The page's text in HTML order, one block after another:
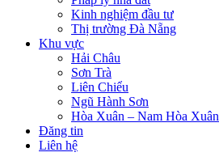
Kinh nghiệm đầu tư
Thị trường Đà Nẵng
Khu vực
Hải Châu
Sơn Trà
Liên Chiểu
Ngũ Hành Sơn
Hòa Xuân – Nam Hòa Xuân
Đăng tin
Liên hệ